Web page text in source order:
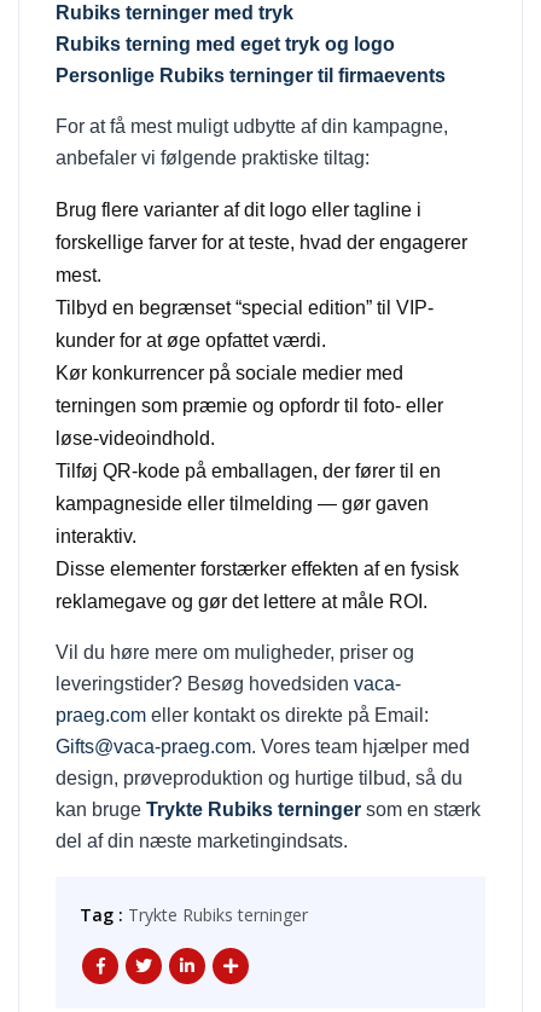
Rubiks terninger med tryk
Rubiks terning med eget tryk og logo
Personlige Rubiks terninger til firmaevents
For at få mest muligt udbytte af din kampagne,
anbefaler vi følgende praktiske tiltag:
Brug flere varianter af dit logo eller tagline i
forskellige farver for at teste, hvad der engagerer
mest.
Tilbyd en begrænset “special edition” til VIP-
kunder for at øge opfattet værdi.
Kør konkurrencer på sociale medier med
terningen som præmie og opfordr til foto- eller
løse-videoindhold.
Tilføj QR-kode på emballagen, der fører til en
kampagneside eller tilmelding — gør gaven
interaktiv.
Disse elementer forstærker effekten af en fysisk
reklamegave og gør det lettere at måle ROI.
Vil du høre mere om muligheder, priser og
leveringstider? Besøg hovedsiden vaca-
praeg.com eller kontakt os direkte på Email:
Gifts@vaca-praeg.com. Vores team hjælper med
design, prøveproduktion og hurtige tilbud, så du
kan bruge Trykte Rubiks terninger som en stærk
del af din næste marketingindsats.
Tag : Trykte Rubiks terninger